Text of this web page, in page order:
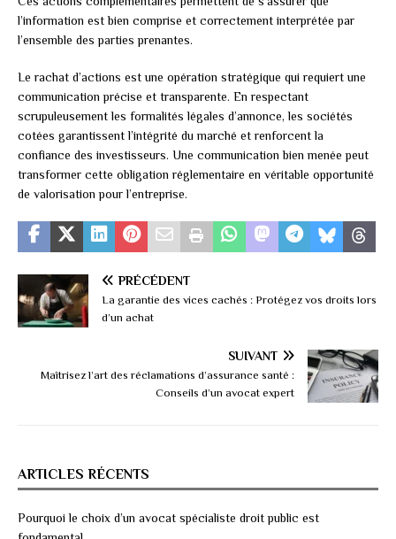
l’information est bien comprise et correctement interprétée par
l’ensemble des parties prenantes.
Le rachat d’actions est une opération stratégique qui requiert une
communication précise et transparente. En respectant
scrupuleusement les formalités légales d’annonce, les sociétés
cotées garantissent l’intégrité du marché et renforcent la
confiance des investisseurs. Une communication bien menée peut
transformer cette obligation réglementaire en véritable opportunité
de valorisation pour l’entreprise.
PRÉCÉDENT
La garantie des vices cachés : Protégez vos droits lors
d’un achat
SUIVANT
Maîtrisez l’art des réclamations d’assurance santé :
Conseils d’un avocat expert
ARTICLES RÉCENTS
Pourquoi le choix d’un avocat spécialiste droit public est